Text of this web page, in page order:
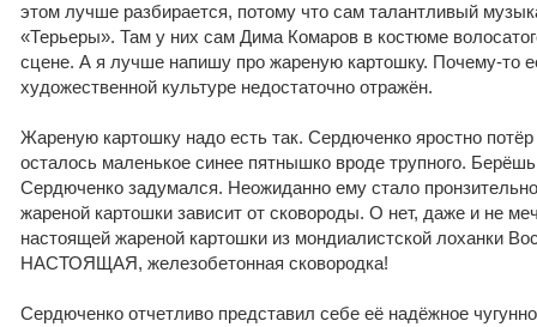
этом лучше разбирается, потому что сам талантливый
«Терьеры». Там у них сам Дима Комаров в костюме
сцене. А я лучше напишу про жареную картошку. Почему-то
художественной культуре недостаточно отражён.
Жареную картошку надо есть так. Сердюченко яростно потёр
осталось маленькое синее пятнышко вроде трупного.
Сердюченко задумался. Неожиданно ему стало
жареной картошки зависит от сковороды. О нет, даже и не
настоящей жареной картошки из мондиалистской лоханки
НАСТОЯЩАЯ, железобетонная сковородка!
Сердюченко отчетливо представил себе её надёжное